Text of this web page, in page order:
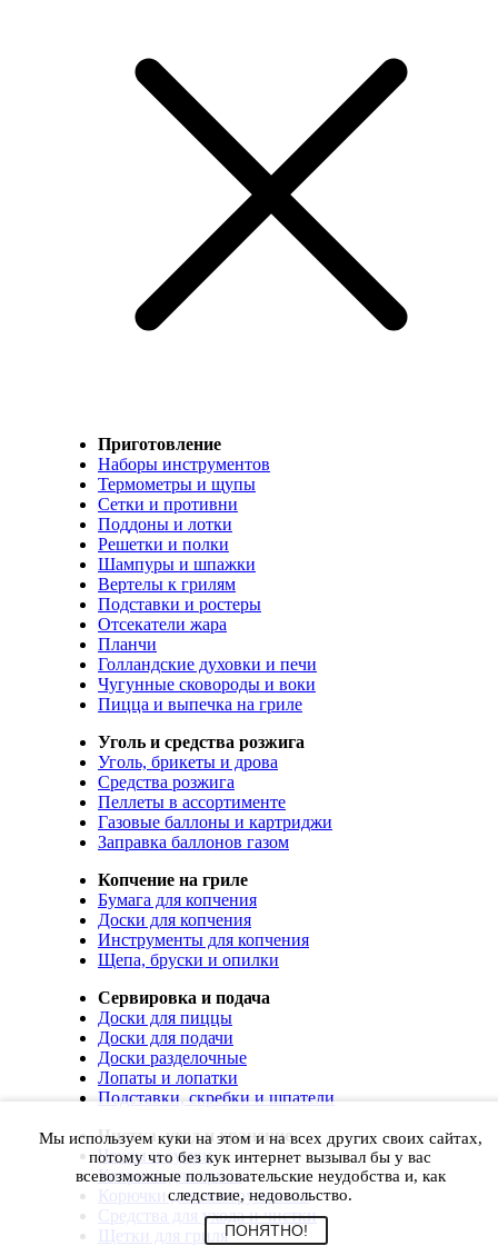
Приготовление
Наборы инструментов
Термометры и щупы
Сетки и противни
Поддоны и лотки
Решетки и полки
Шампуры и шпажки
Вертелы к грилям
Подставки и ростеры
Отсекатели жара
Планчи
Голландские духовки и печи
Чугунные сковороды и воки
Пицца и выпечка на гриле
Уголь и средства розжига
Уголь, брикеты и дрова
Средства розжига
Пеллеты в ассортименте
Газовые баллоны и картриджи
Заправка баллонов газом
Копчение на гриле
Бумага для копчения
Доски для копчения
Инструменты для копчения
Щепа, бруски и опилки
Сервировка и подача
Доски для пиццы
Доски для подачи
Доски разделочные
Лопаты и лопатки
Подставки, скребки и шпатели
Чистка, уход и хранение
Чехлы и сумки
Коврики для гриля
Корючки для инструментов
Средства для ухода и чистки
Щетки для гриля
Мы используем куки на этом и на всех других своих сайтах,
потому что без кук интернет вызывал бы у вас
всевозможные пользовательские неудобства и, как
следствие, недовольство.
ПОНЯТНО!